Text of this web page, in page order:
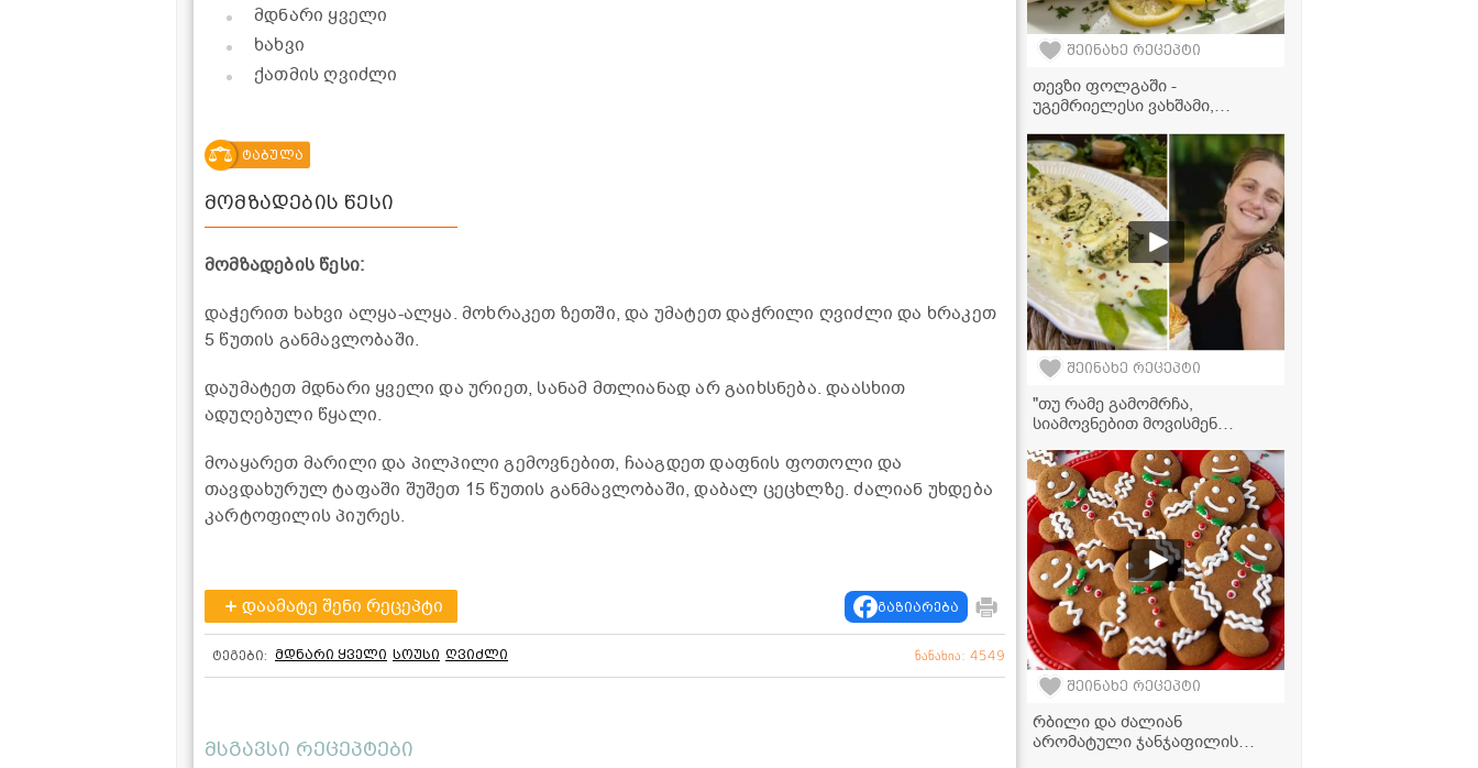
მდნარი ყველი
ხახვი
ქათმის ღვიძლი
ტაბულა
მომზადების წესი
მომზადების წესი:
დაჭერით ხახვი ალყა-ალყა. მოხრაკეთ ზეთში, და უმატეთ დაჭრილი ღვიძლი და ხრაკეთ
5 წუთის განმავლობაში.
დაუმატეთ მდნარი ყველი და ურიეთ, სანამ მთლიანად არ გაიხსნება. დაასხით
ადუღებული წყალი.
მოაყარეთ მარილი და პილპილი გემოვნებით, ჩააგდეთ დაფნის ფოთოლი და
თავდახურულ ტაფაში შუშეთ 15 წუთის განმავლობაში, დაბალ ცეცხლზე. ძალიან უხდება
კარტოფილის პიურეს.
დაამატე შენი რეცეპტი გაზიარება
ტეგები: მდნარი ყველი სოუსი ღვიძლი ნანახია: 4549
მსგავსი რეცეპტები
შეინახე რეცეპტი
თევზი ფოლგაში -
უგემრიელესი ვახშამი,
შეინახე რეცეპტი
"თუ რამე გამომრჩა,
სიამოვნებით მოვისმენ
ქალბატონებისგან... ჩემს
ოჯახში ნადუღი არ უყვართ,
ამიტომ მაწვნით მოვამზადე" -
ელგა ტაბატაძის გებჟალიას
ვიდეორეცეპტი
შეინახე რეცეპტი
რბილი და ძალიან
არომატული ჯანჯაფილის